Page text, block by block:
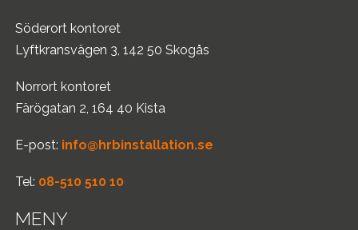
Söderort kontoret
Lyftkransvägen 3, 142 50 Skogås
Norrort kontoret
Färögatan 2, 164 40 Kista
E-post: info@hrbinstallation.se
Tel: 08-510 510 10
MENY